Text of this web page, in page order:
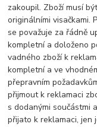
zakoupil. Zboží musí
originálními visačkami.
se považuje za řádně
kompletní a doloženo
vadného zboží k
kompletní a ve
přepravním
přijmout k reklamaci
s dodanými součástmi
přijato k reklamaci, jen